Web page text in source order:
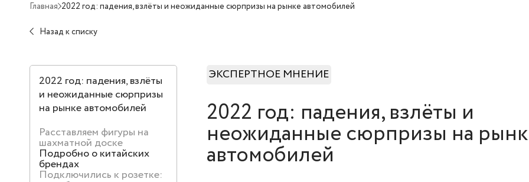
Главная 2022 год: падения, взлёты и неожиданные сюрпризы на рынке автомобилей
Назад к списку
2022 год: падения, взлёты
и неожиданные сюрпризы
на рынке автомобилей
Расставляем фигуры на
шахматной доске
Подробно о китайских
брендах
Подключились к розетке:
ЭКСПЕРТНОЕ МНЕНИЕ
2022 год: падения, взлёты и
неожиданные сюрпризы на
автомобилей